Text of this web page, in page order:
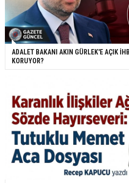
ADALET BAKANI AKIN GÜRLEK'E AÇIK
KORUYOR?